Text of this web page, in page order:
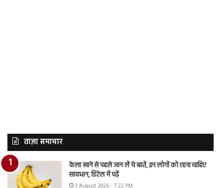
ताज़ा समाचार
केला खाने से पहले जान लें ये बातें, इन लोगों को रहना चाहिए
सावधान, डिटेल में पढ़ें
3 August 2026 - 7:22 PM